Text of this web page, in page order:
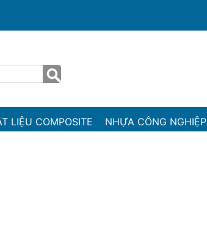
LIỆU COMPOSITE NHỰA CÔNG NGHIỆP